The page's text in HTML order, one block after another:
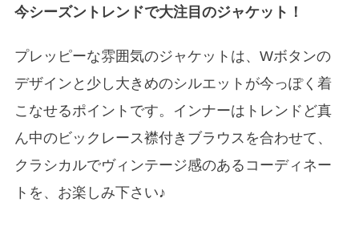
今シーズントレンドで大注目のジャケット！
プレッピーな雰囲気のジャケットは、Wボタンの
デザインと少し大きめのシルエットが今っぽく着
こなせるポイントです。インナーはトレンドど真
ん中のビックレース襟付きブラウスを合わせて、
クラシカルでヴィンテージ感のあるコーディネー
トを、お楽しみ下さい♪